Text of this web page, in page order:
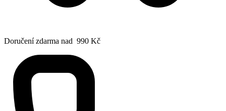
Doručení zdarma nad 990 Kč